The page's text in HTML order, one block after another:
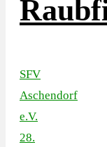
SFV
Aschendorf
e.V.
28.